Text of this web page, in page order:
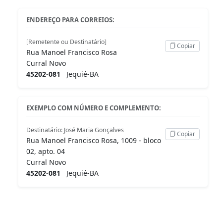
ENDEREÇO PARA CORREIOS:
[Remetente ou Destinatário]
Rua Manoel Francisco Rosa
Curral Novo
45202-081
Jequié-BA
Copiar
EXEMPLO COM NÚMERO E COMPLEMENTO:
Destinatário: José Maria Gonçalves
Rua Manoel Francisco Rosa, 1009 - bloco
02, apto. 04
Curral Novo
45202-081
Jequié-BA
Copiar